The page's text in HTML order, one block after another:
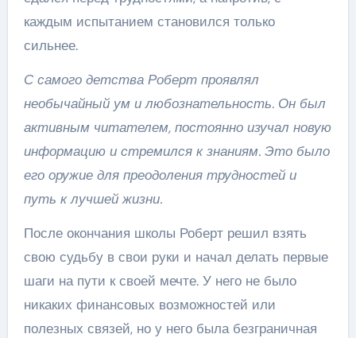
каждым испытанием становился только
сильнее.
С самого детства Роберт проявлял
необычайный ум и любознательность. Он был
активным читателем, постоянно изучал новую
информацию и стремился к знаниям. Это было
его оружие для преодоления трудностей и
путь к лучшей жизни.
После окончания школы Роберт решил взять
свою судьбу в свои руки и начал делать первые
шаги на пути к своей мечте. У него не было
никаких финансовых возможностей или
полезных связей, но у него была безграничная